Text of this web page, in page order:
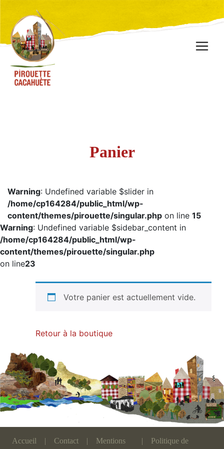
Panier
Warning: Undefined variable $slider in
/home/cp164284/public_html/wp-
content/themes/pirouette/singular.php on line 15
Warning: Undefined variable $sidebar_content in
/home/cp164284/public_html/wp-
content/themes/pirouette/singular.php
on line23
Votre panier est actuellement vide.
Retour à la boutique
Accueil | Contact |
Mentions
|
Politique de